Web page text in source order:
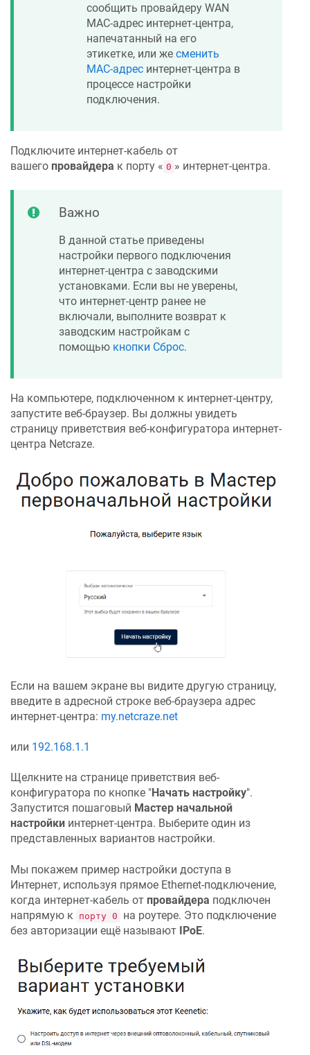
сообщить провайдеру WAN
MAC-адрес интернет‐центра,
напечатанный на его
этикетке, или же сменить
MAC-адрес интернет‐центра в
процессе настройки
подключения.
Подключите интернет-кабель от
вашего провайдера к порту « 0 » интернет-центра.
Важно
В данной статье приведены
настройки первого подключения
интернет-центра с заводскими
установками. Если вы не уверены,
что интернет-центр ранее не
включали, выполните возврат к
заводским настройкам с
помощью кнопки Сброс.
На компьютере, подключенном к интернет-центру,
запустите веб-браузер. Вы должны увидеть
страницу приветствия веб-конфигуратора интернет-
центра Netcraze.
Если на вашем экране вы видите другую страницу,
введите в адресной строке веб-браузера адрес
интернет-центра: my.netcraze.net
или 192.168.1.1
Щелкните на странице приветствия веб-
конфигуратора по кнопке "Начать настройку".
Запустится пошаговый Мастер начальной
настройки интернет-центра. Выберите один из
представленных вариантов настройки.
Мы покажем пример настройки доступа в
Интернет, используя прямое Ethernet-подключение,
когда интернет-кабель от провайдера подключен
напрямую к
порту 0
на роутере. Это подключение
без авторизации ещё называют IPoE.